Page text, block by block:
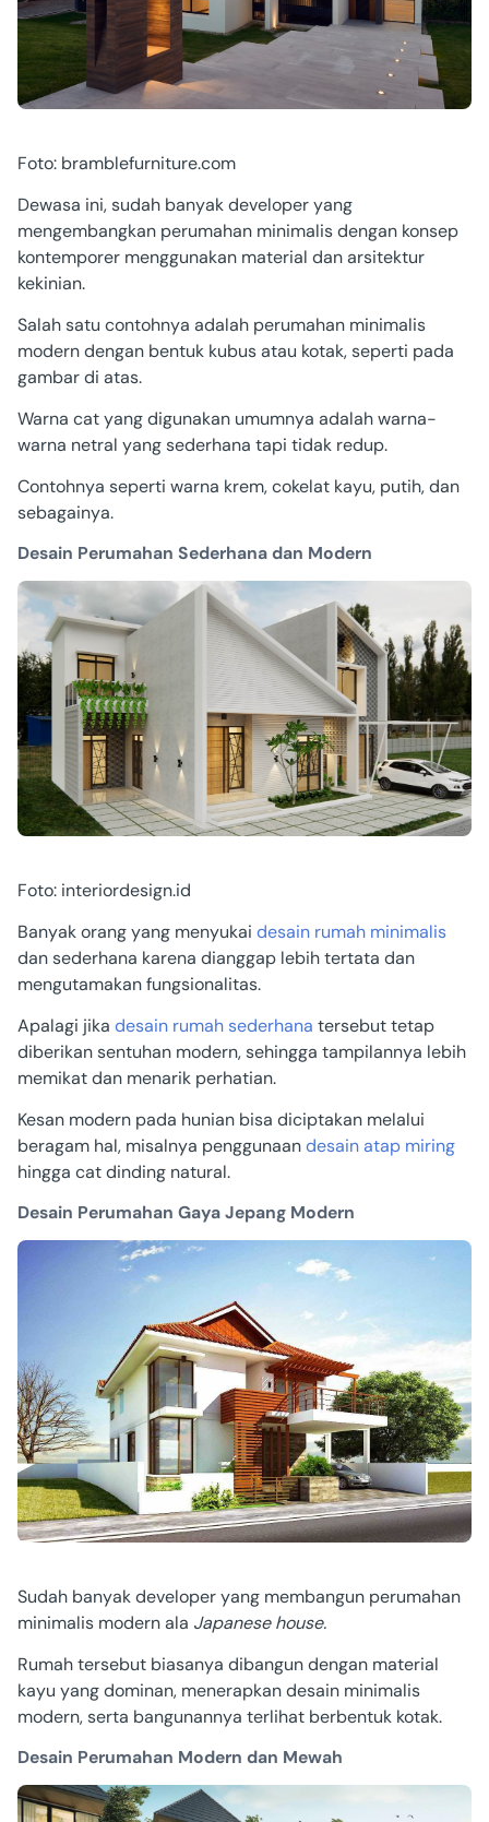
Foto: bramblefurniture.com
Dewasa ini, sudah banyak developer yang
mengembangkan perumahan minimalis dengan konsep
kontemporer menggunakan material dan arsitektur
kekinian.
Salah satu contohnya adalah perumahan minimalis
modern dengan bentuk kubus atau kotak, seperti pada
gambar di atas.
Warna cat yang digunakan umumnya adalah warna-
warna netral yang sederhana tapi tidak redup.
Contohnya seperti warna krem, cokelat kayu, putih, dan
sebagainya.
Desain Perumahan Sederhana dan Modern
Foto: interiordesign.id
Banyak orang yang menyukai desain rumah minimalis
dan sederhana karena dianggap lebih tertata dan
mengutamakan fungsionalitas.
Apalagi jika desain rumah sederhana tersebut tetap
diberikan sentuhan modern, sehingga tampilannya lebih
memikat dan menarik perhatian.
Kesan modern pada hunian bisa diciptakan melalui
beragam hal, misalnya penggunaandesain atap miring
hingga cat dinding natural.
Desain Perumahan Gaya Jepang Modern
Sudah banyak developer yang membangun perumahan
minimalis modern ala Japanese house.
Rumah tersebut biasanya dibangun dengan material
kayu yang dominan, menerapkan desain minimalis
modern, serta bangunannya terlihat berbentuk kotak.
Desain Perumahan Modern dan Mewah